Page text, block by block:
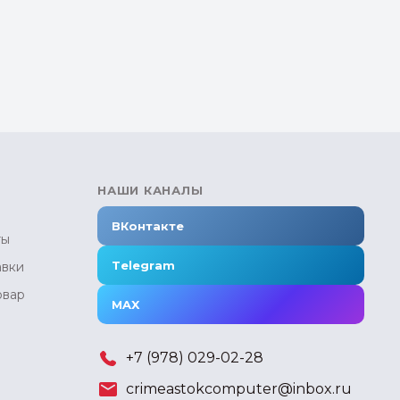
НАШИ КАНАЛЫ
ВКонтакте
Telegram
MAX
+7 (978) 029-02-28
crimeastokcomputer@inbox.ru